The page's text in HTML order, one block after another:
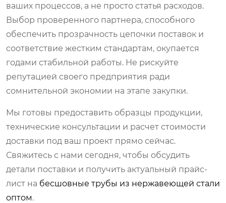
ваших процессов, а не просто статья расходов.
Выбор проверенного партнера, способного
обеспечить прозрачность цепочки поставок и
соответствие жестким стандартам, окупается
годами стабильной работы. Не рискуйте
репутацией своего предприятия ради
сомнительной экономии на этапе закупки.
Мы готовы предоставить образцы продукции,
технические консультации и расчет стоимости
доставки под ваш проект прямо сейчас.
Свяжитесь с нами сегодня, чтобы обсудить
детали поставки и получить актуальный прайс-
лист на бесшовные трубы из нержавеющей стали
оптом.